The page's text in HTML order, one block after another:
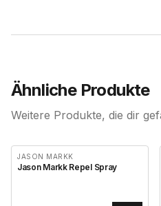
Ähnliche Produkte
Weitere Produkte, die dir
JASON MARKK
Jason Markk Repel Spray